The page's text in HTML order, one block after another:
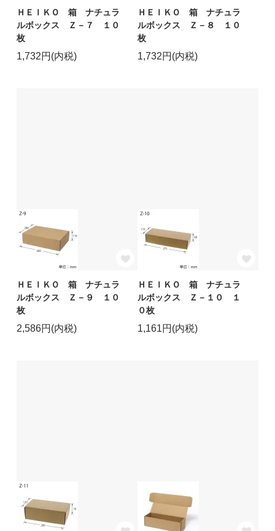
ＨＥＩＫＯ 箱 ナチュラ
ルボックス Ｚ－７ １０
枚
1,732円(内税)
ＨＥＩＫＯ 箱 ナチュラ
ルボックス Ｚ－８ １０
枚
1,732円(内税)
ＨＥＩＫＯ 箱 ナチュラ
ルボックス Ｚ－９ １０
枚
2,586円(内税)
ＨＥＩＫＯ 箱 ナチュラ
ルボックス Ｚ－１０ １
０枚
1,161円(内税)